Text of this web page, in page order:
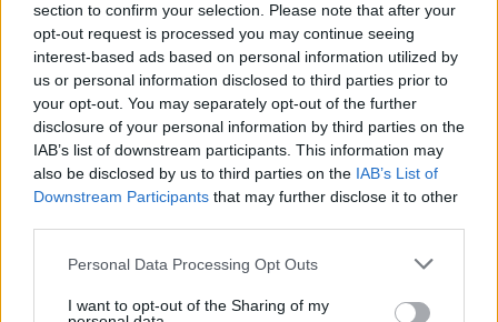
section to confirm your selection. Please note that after your
opt-out request is processed you may continue seeing
interest-based ads based on personal information utilized by
us or personal information disclosed to third parties prior to
your opt-out. You may separately opt-out of the further
disclosure of your personal information by third parties on the
IAB’s list of downstream participants. This information may
also be disclosed by us to third parties on the IAB’s List of
Downstream Participants that may further disclose it to other
Please note that this website/app uses one or more Google
not limited to your visit or usage behaviour. You may click to
Personal Data Processing Opt Outs
I want to opt-out of the Sharing of my
Tennis Challenger 2026: programma e
meteo per i tornei del 20 luglio
Il 20 luglio 2026 si svolgeranno diversi tornei Challenger di
tennis in Europa e USA. Scopri il programma e le condizioni
meteo…
Ilaria Mauri · 20 Lug 2026